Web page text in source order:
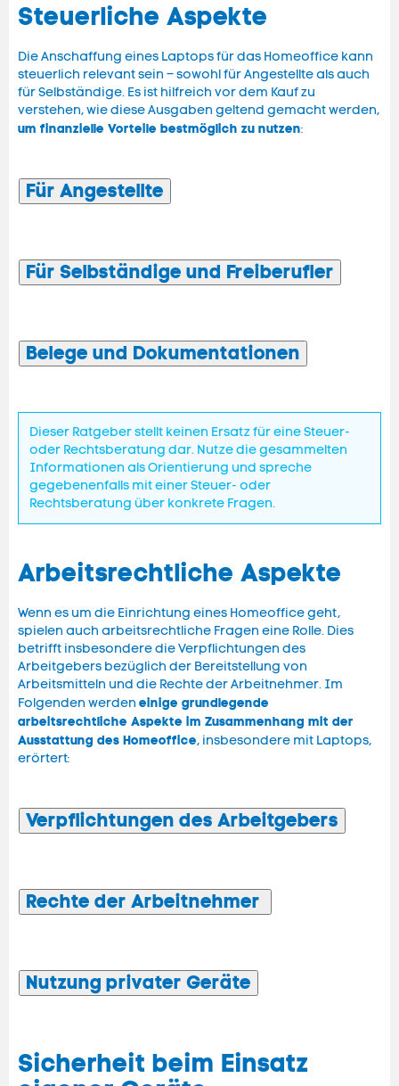
Steuerliche Aspekte
Die Anschaffung eines Laptops für das Homeoffice kann
steuerlich relevant sein – sowohl für Angestellte als auch
für Selbständige. Es ist hilfreich vor dem Kauf zu
verstehen, wie diese Ausgaben geltend gemacht werden,
um finanzielle Vorteile bestmöglich zu nutzen:
Für Angestellte
Für Selbständige und Freiberufler
Belege und Dokumentationen
Dieser Ratgeber stellt keinen Ersatz für eine Steuer-
oder Rechtsberatung dar. Nutze die gesammelten
Informationen als Orientierung und spreche
gegebenenfalls mit einer Steuer- oder
Rechtsberatung über konkrete Fragen.
Arbeitsrechtliche Aspekte
Wenn es um die Einrichtung eines Homeoffice geht,
spielen auch arbeitsrechtliche Fragen eine Rolle. Dies
betrifft insbesondere die Verpflichtungen des
Arbeitgebers bezüglich der Bereitstellung von
Arbeitsmitteln und die Rechte der Arbeitnehmer. Im
Folgenden werden einige grundlegende
arbeitsrechtliche Aspekte im Zusammenhang mit der
Ausstattung des Homeoffice, insbesondere mit Laptops,
erörtert:
Verpflichtungen des Arbeitgebers
Rechte der Arbeitnehmer
Nutzung privater Geräte
Sicherheit beim Einsatz